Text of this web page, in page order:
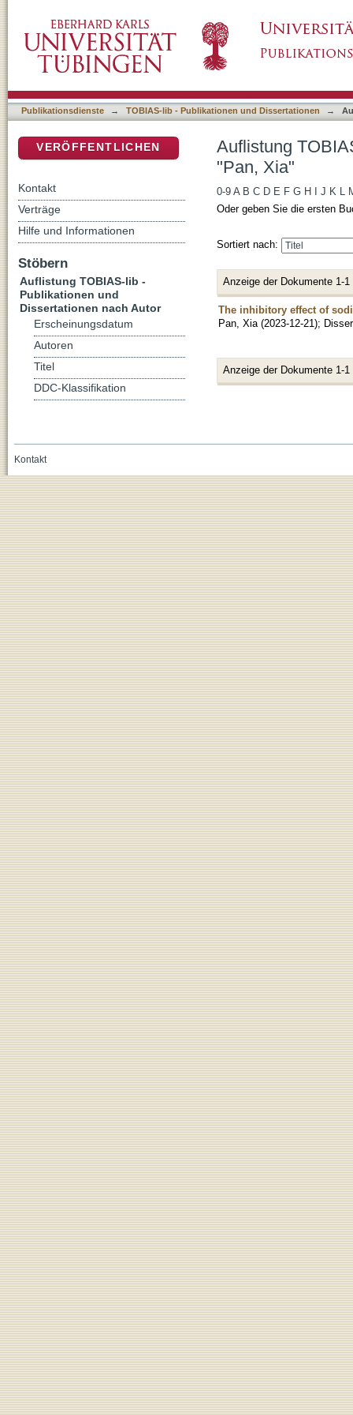
Publikationsdienste → TOBIAS-lib - Publikationen und Dissertationen →
Auflistung
"Pan, Xia"
0-9 A B C D E F G H J K L
Oder geben Sie die ersten
Sortiert nach:
Anzeige der Dokumente 1-1
The inhibitory effect of
Pan, Xia (2023-12-21);
Anzeige der Dokumente 1-1
VERÖFFENTLICHEN
Kontakt
Verträge
Hilfe und Informationen
Stöbern
Auflistung TOBIAS-lib -
Publikationen und
Dissertationen nach Autor
Erscheinungsdatum
Autoren
Titel
DDC-Klassifikation
Kontakt